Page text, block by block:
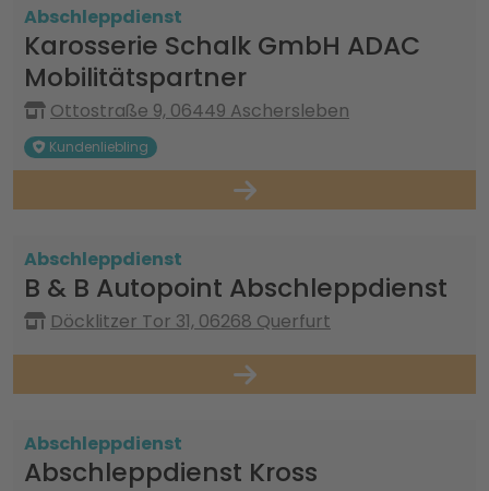
Abschleppdienst
Karosserie Schalk GmbH ADAC
Mobilitätspartner
Ottostraße 9, 06449 Aschersleben
Kundenliebling
Abschleppdienst
B & B Autopoint Abschleppdienst
Döcklitzer Tor 31, 06268 Querfurt
Abschleppdienst
Abschleppdienst Kross